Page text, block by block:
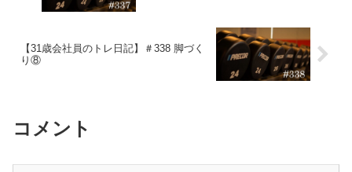
【31歳会社員のトレ日記】＃338 脚づく
り⑧
コメント